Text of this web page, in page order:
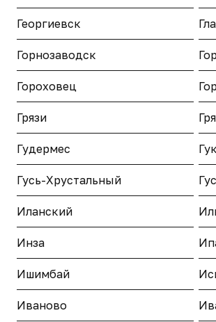
Георгиевск
Горнозаводск
Гороховец
Грязи
Гудермес
Гусь-Хрустальный
Иланский
Инза
Ишимбай
Иваново